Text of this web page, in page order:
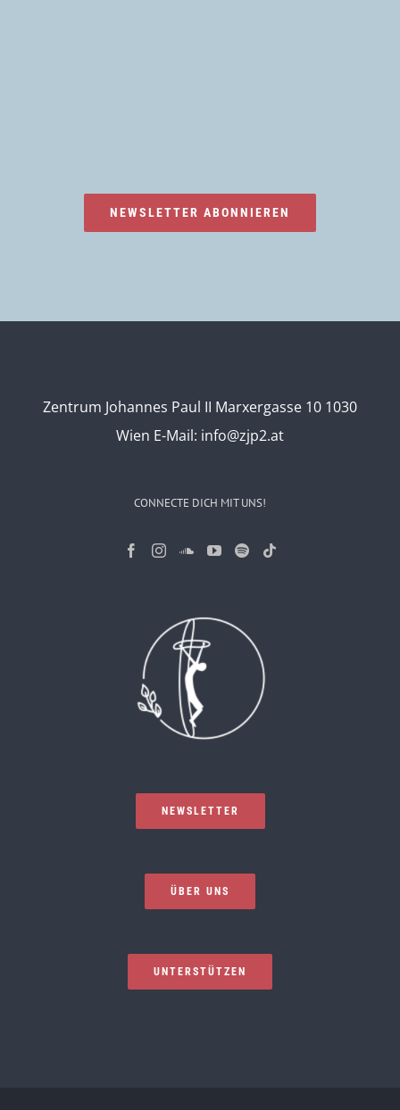
NEWSLETTER ABONNIEREN
Zentrum Johannes Paul II Marxergasse 10 1030
Wien E-Mail: info@zjp2.at
CONNECTE DICH MIT UNS!
NEWSLETTER
ÜBER UNS
UNTERSTÜTZEN